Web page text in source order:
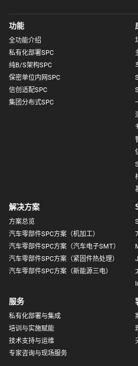
功能
全功能介绍
私有化部署SPC
纯B/S架构SPC
保密单位内网SPC
信创适配SPC
集团分布式SPC
解决方案
方案总览
汽车零部件SPC方案（机加工）
汽车零部件SPC方案（汽车电子SMT）
汽车零部件SPC方案（紧固件热处理）
汽车零部件SPC方案（新能源三电）
服务
私有化部署与集成
培训与实施赋能
技术支持与运维
专家咨询与现场服务